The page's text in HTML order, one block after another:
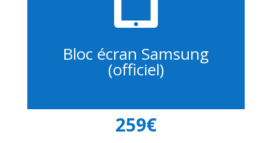
Bloc écran Samsung
(officiel)
259€